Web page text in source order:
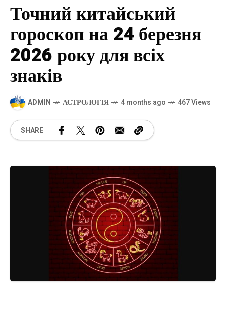
Точний китайський
гороскоп на 24 березня
2026 року для всіх
знаків
ADMIN АСТРОЛОГІЯ 4 months ago 467 Views
SHARE